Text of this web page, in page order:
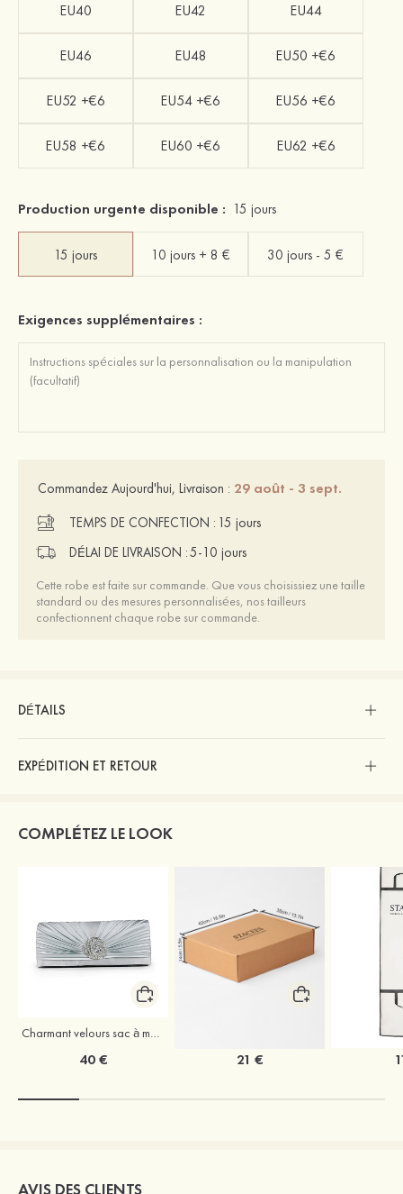
EU40 EU42 EU44
EU46 EU48 EU50 +€6
EU52 +€6 EU54 +€6 EU56 +€6
EU58 +€6 EU60 +€6 EU62 +€6
Production urgente disponible : 15 jours
15 jours 10 jours + 8 € 30 jours - 5 €
Exigences supplémentaires :
Commandez Aujourd'hui, Livraison : 29 août - 3 sept.
TEMPS DE CONFECTION : 15 jours
DÉLAI DE LIVRAISON :5-10 jours
Cette robe est faite sur commande. Que vous choisissiez une taille
standard ou des mesures personnalisées, nos tailleurs
confectionnent chaque robe sur commande.
DÉTAILS
EXPÉDITION ET RETOUR
COMPLÉTEZ LE LOOK
Charmant velours sac à main
40 € 21 €
AVIS DES CLIENTS